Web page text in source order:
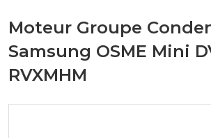
Moteur Groupe
Samsung OSME Mini
RVXMHM